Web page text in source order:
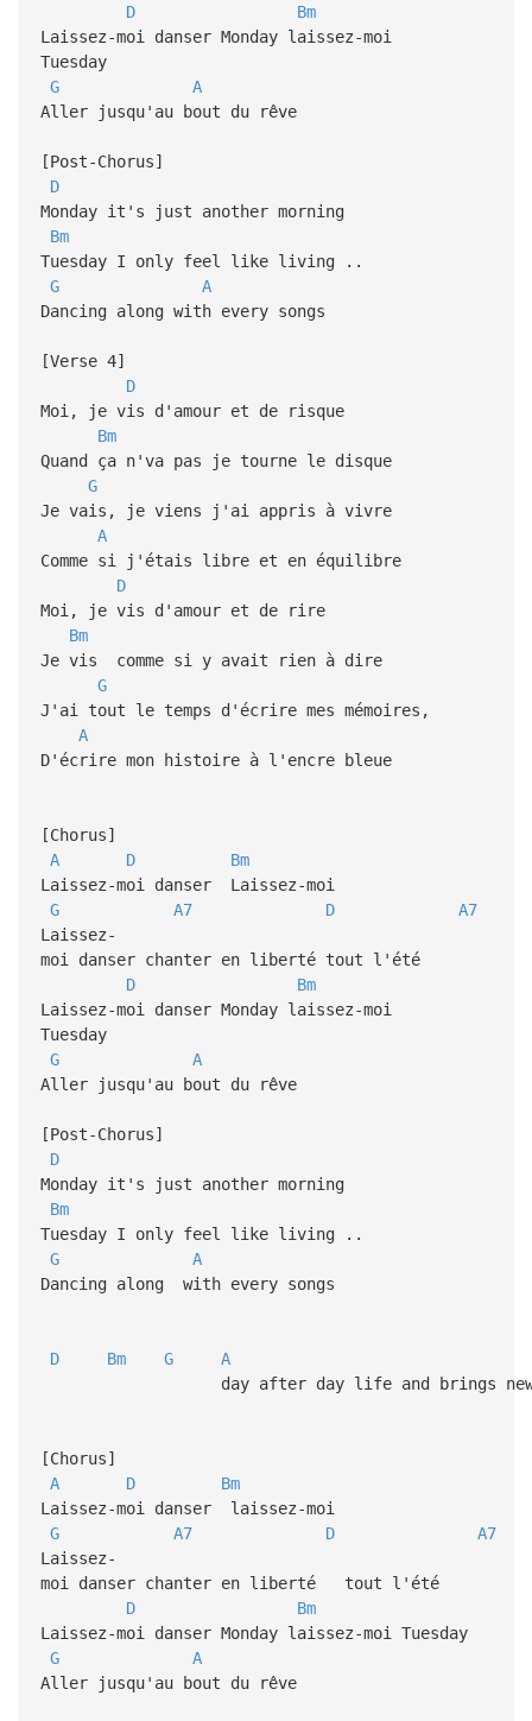
D
Bm
Laissez-moi danser Monday laissez-moi
Tuesday
G
A
Aller jusqu'au bout du rêve
[Post-Chorus]
D
Monday it's just another morning
Bm
Tuesday I only feel like living ..
G
A
Dancing along with every songs
[Verse 4]
D
Moi, je vis d'amour et de risque
Bm
Quand ça n'va pas je tourne le disque
G
Je vais, je viens j'ai appris à vivre
A
Comme si j'étais libre et en équilibre
D
Moi, je vis d'amour et de rire
Bm
Je vis comme si y avait rien à dire
G
J'ai tout le temps d'écrire mes mémoires,
A
D'écrire mon histoire à l'encre bleue
[Chorus]
A
D
Bm
Laissez-moi danser Laissez-moi
G
A7 D
A7
Laissez-
moi danser chanter en liberté tout l'été
D
Bm
Laissez-moi danser Monday laissez-moi
Tuesday
G
A
Aller jusqu'au bout du rêve
[Post-Chorus]
D
Monday it's just another morning
Bm
Tuesday I only feel like living ..
G
A
Dancing along with every songs
D Bm G
A
day after day life and brings new
[Chorus]
A
D
Bm
Laissez-moi danser laissez-moi
G
A7 D
A7
Laissez-
moi danser chanter en liberté tout l'été
D
Bm
Laissez-moi danser Monday laissez-moi Tuesday
G
A
Aller jusqu'au bout du rêve